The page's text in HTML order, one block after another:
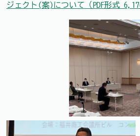
ジェクト(案)について（PDF形式